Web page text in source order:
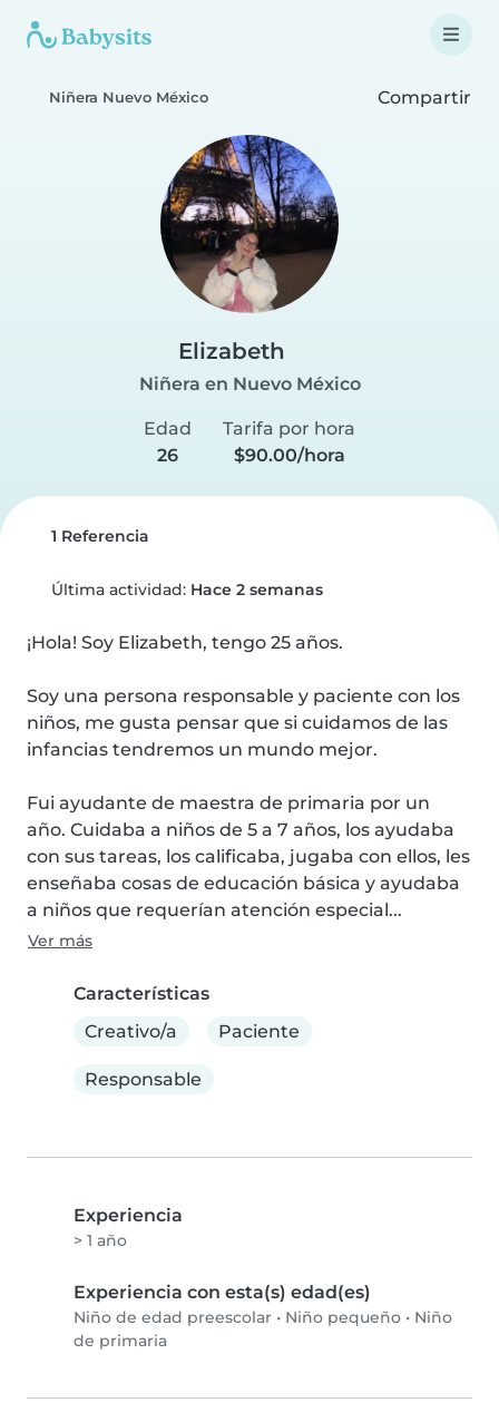
Niñera Nuevo México Compartir
Elizabeth
Niñera en Nuevo México
Edad
26
Tarifa por hora
$90.00/hora
1 Referencia
Última actividad: Hace 2 semanas
¡Hola! Soy Elizabeth, tengo 25 años.
Soy una persona responsable y paciente con los
niños, me gusta pensar que si cuidamos de las
infancias tendremos un mundo mejor.
Fui ayudante de maestra de primaria por un
año. Cuidaba a niños de 5 a 7 años, los ayudaba
con sus tareas, los calificaba, jugaba con ellos, les
enseñaba cosas de educación básica y ayudaba
a niños que requerían atención especial...
Ver más
Características
Creativo/a
Paciente
Responsable
Experiencia
> 1 año
Experiencia con esta(s) edad(es)
Niño de edad preescolar • Niño pequeño • Niño
de primaria